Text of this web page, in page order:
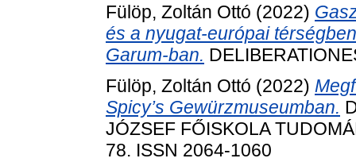
Fülöp, Zoltán Ottó (2022)
és a nyugat-európai
Garum-ban.
Fülöp, Zoltán Ottó (2022)
Spicy’s Gewürzmuseumban.
JÓZSEF FŐISKOLA
78. ISSN 2064-1060